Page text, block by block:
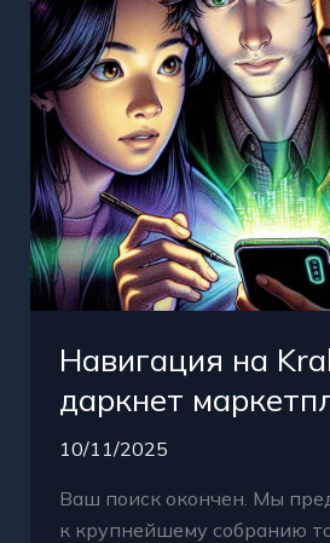
Навигация на
даркнет
10/11/2025
Ваш поиск окончен. Мы
к крупнейшему собранию